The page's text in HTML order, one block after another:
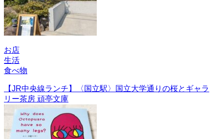
お店
生活
食べ物
【JR中央線ランチ】〈国立駅〉国立大学通りの桜とギャラ
リー茶房 頑亭文庫